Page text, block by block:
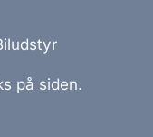
på siden.